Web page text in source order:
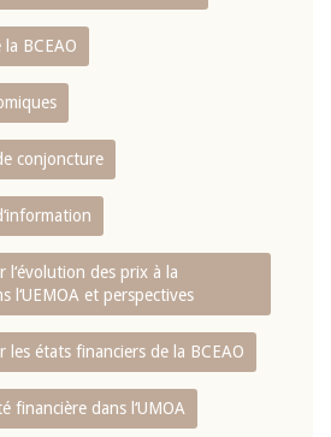
BCEAO
conjoncture
l‘évolution des prix à la
l‘UEMOA et perspectives
les états financiers de la BCEAO
financière dans l‘UMOA